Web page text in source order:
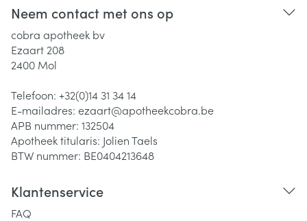
Neem contact met ons op
cobra apotheek bv
Ezaart 208
2400 Mol
Telefoon: +32(0)14 31 34 14
E-mailadres: ezaart@apotheekcobra.be
APB nummer: 132504
Apotheek titularis: Jolien Taels
BTW nummer: BE0404213648
Klantenservice
FAQ